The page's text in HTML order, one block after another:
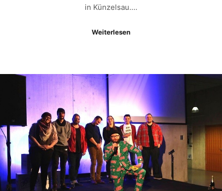
in Künzelsau.…
Weiterlesen